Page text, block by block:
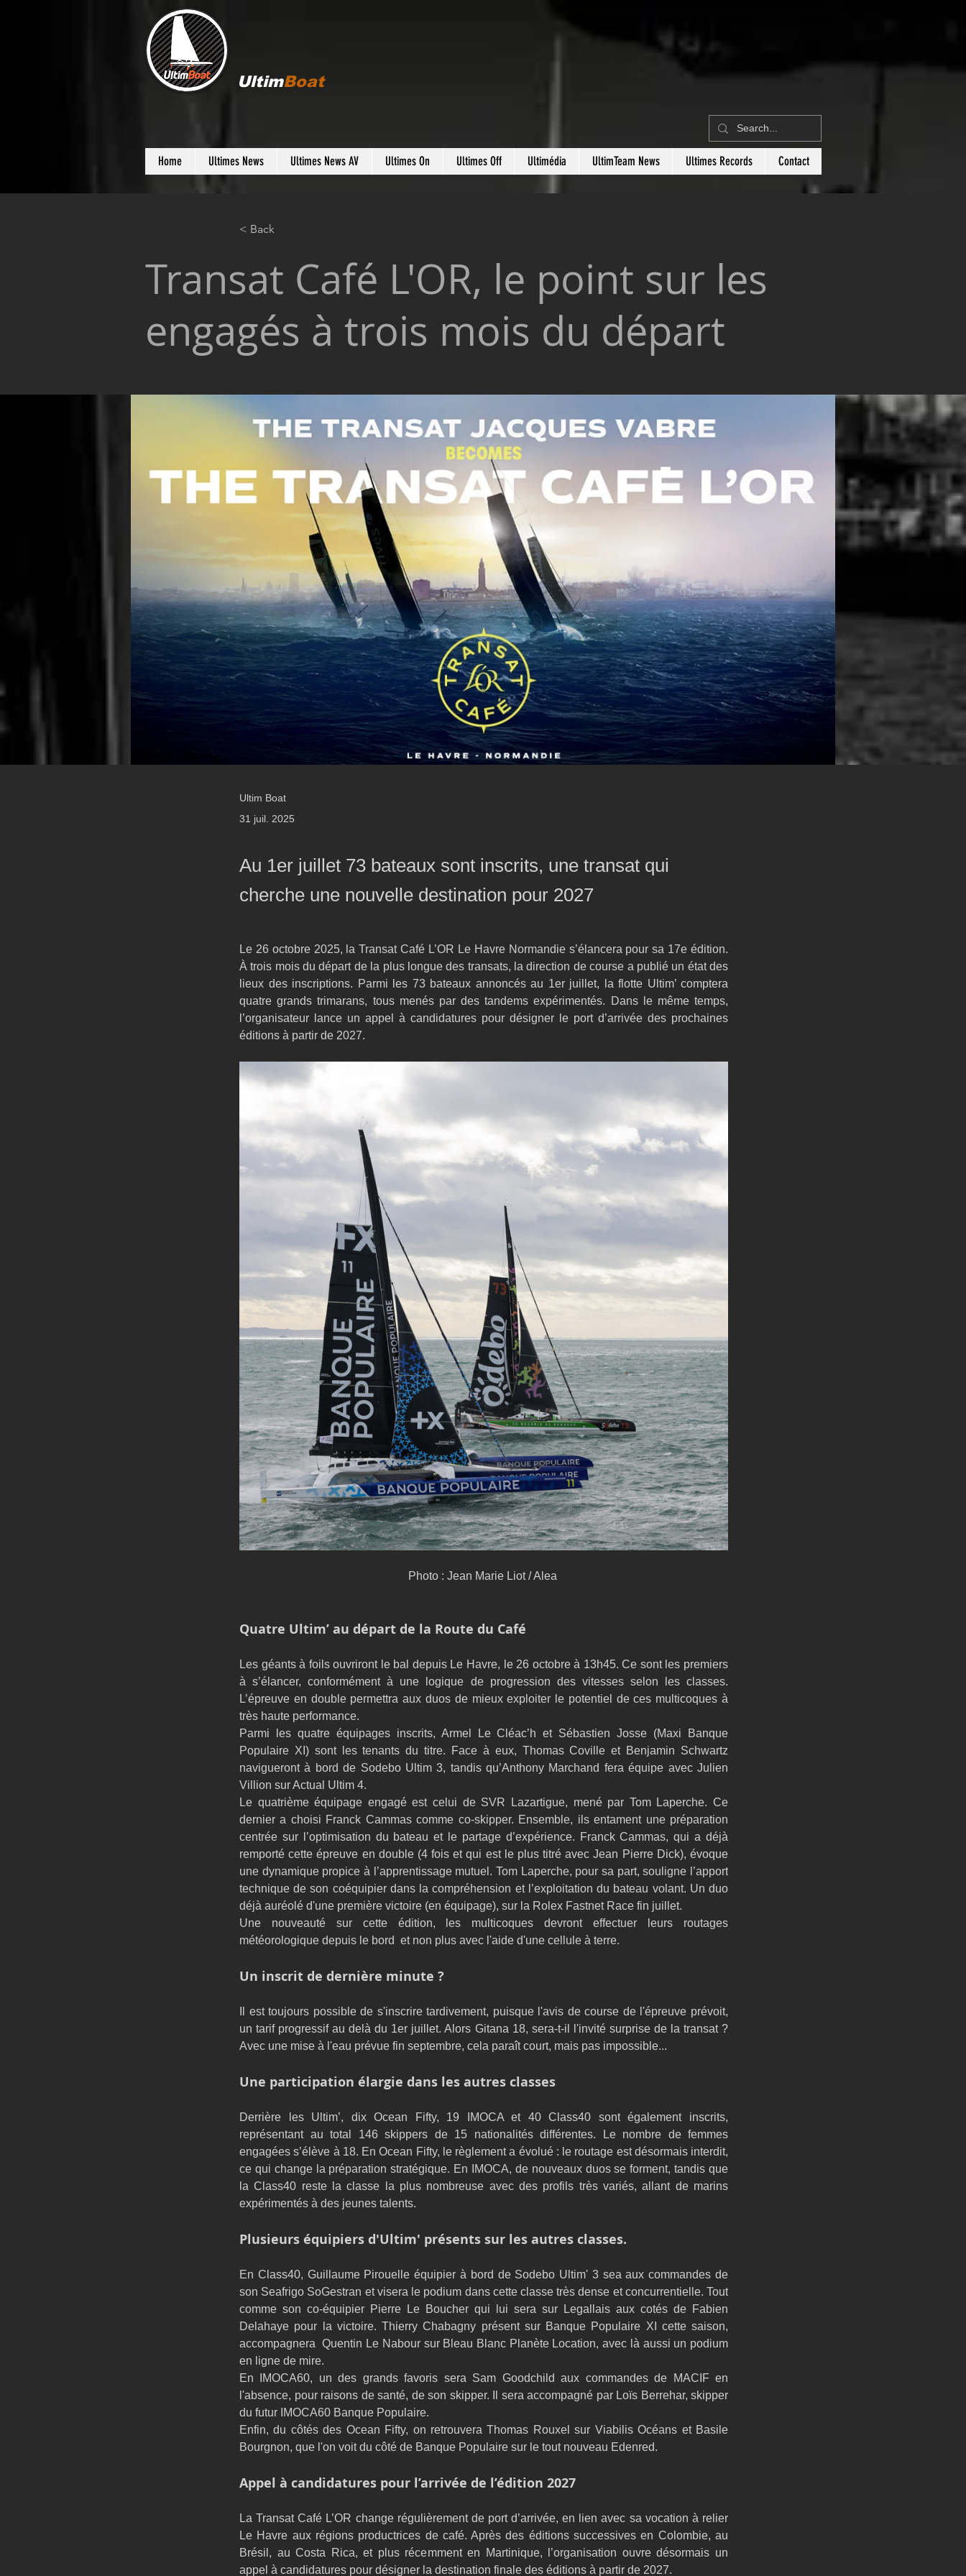
UltimBoat
Home Ultimes News Ultimes News AV Ultimes On Ultimes Off Ultimédia UltimTeam News Ultimes Records Contact
< Back
Transat Café L'OR, le point sur les
engagés à trois mois du départ
Ultim Boat
31 juil. 2025
Au 1er juillet 73 bateaux sont inscrits, une transat qui
cherche une nouvelle destination pour 2027
Le 26 octobre 2025, la Transat Café L’OR Le Havre Normandie s’élancera pour sa 17e édition.
À trois mois du départ de la plus longue des transats, la direction de course a publié un état des
lieux des inscriptions. Parmi les 73 bateaux annoncés au 1er juillet, la flotte Ultim’ comptera
quatre grands trimarans, tous menés par des tandems expérimentés. Dans le même temps,
l’organisateur lance un appel à candidatures pour désigner le port d’arrivée des prochaines
éditions à partir de 2027.
Photo : Jean Marie Liot / Alea
Quatre Ultim’ au départ de la Route du Café
Les géants à foils ouvriront le bal depuis Le Havre, le 26 octobre à 13h45. Ce sont les premiers
à s’élancer, conformément à une logique de progression des vitesses selon les classes.
L’épreuve en double permettra aux duos de mieux exploiter le potentiel de ces multicoques à
très haute performance.
Parmi les quatre équipages inscrits, Armel Le Cléac’h et Sébastien Josse (Maxi Banque
Populaire XI) sont les tenants du titre. Face à eux, Thomas Coville et Benjamin Schwartz
navigueront à bord de Sodebo Ultim 3, tandis qu’Anthony Marchand fera équipe avec Julien
Villion sur Actual Ultim 4.
Le quatrième équipage engagé est celui de SVR Lazartigue, mené par Tom Laperche. Ce
dernier a choisi Franck Cammas comme co-skipper. Ensemble, ils entament une préparation
centrée sur l’optimisation du bateau et le partage d’expérience. Franck Cammas, qui a déjà
remporté cette épreuve en double (4 fois et qui est le plus titré avec Jean Pierre Dick), évoque
une dynamique propice à l’apprentissage mutuel. Tom Laperche, pour sa part, souligne l’apport
technique de son coéquipier dans la compréhension et l’exploitation du bateau volant. Un duo
déjà auréolé d'une première victoire (en équipage), sur la Rolex Fastnet Race fin juillet.
Une nouveauté sur cette édition, les multicoques devront effectuer leurs routages
météorologique depuis le bord  et non plus avec l'aide d'une cellule à terre.
Un inscrit de dernière minute ?
Il est toujours possible de s'inscrire tardivement, puisque l'avis de course de l'épreuve prévoit,
un tarif progressif au delà du 1er juillet. Alors Gitana 18, sera-t-il l'invité surprise de la transat ?
Avec une mise à l'eau prévue fin septembre, cela paraît court, mais pas impossible...
Une participation élargie dans les autres classes
Derrière les Ultim’, dix Ocean Fifty, 19 IMOCA et 40 Class40 sont également inscrits,
représentant au total 146 skippers de 15 nationalités différentes. Le nombre de femmes
engagées s’élève à 18. En Ocean Fifty, le règlement a évolué : le routage est désormais interdit,
ce qui change la préparation stratégique. En IMOCA, de nouveaux duos se forment, tandis que
la Class40 reste la classe la plus nombreuse avec des profils très variés, allant de marins
expérimentés à des jeunes talents.
Plusieurs équipiers d'Ultim' présents sur les autres classes.
En Class40, Guillaume Pirouelle équipier à bord de Sodebo Ultim' 3 sea aux commandes de
son Seafrigo SoGestran et visera le podium dans cette classe très dense et concurrentielle. Tout
comme son co-équipier Pierre Le Boucher qui lui sera sur Legallais aux cotés de Fabien
Delahaye pour la victoire. Thierry Chabagny présent sur Banque Populaire XI cette saison,
accompagnera  Quentin Le Nabour sur Bleau Blanc Planète Location, avec là aussi un podium
en ligne de mire.
En IMOCA60, un des grands favoris sera Sam Goodchild aux commandes de MACIF en
l'absence, pour raisons de santé, de son skipper. Il sera accompagné par Loïs Berrehar, skipper
du futur IMOCA60 Banque Populaire.
Enfin, du côtés des Ocean Fifty, on retrouvera Thomas Rouxel sur Viabilis Océans et Basile
Bourgnon, que l'on voit du côté de Banque Populaire sur le tout nouveau Edenred.
Appel à candidatures pour l’arrivée de l’édition 2027
La Transat Café L’OR change régulièrement de port d’arrivée, en lien avec sa vocation à relier
Le Havre aux régions productrices de café. Après des éditions successives en Colombie, au
Brésil, au Costa Rica, et plus récemment en Martinique, l’organisation ouvre désormais un
appel à candidatures pour désigner la destination finale des éditions à partir de 2027.